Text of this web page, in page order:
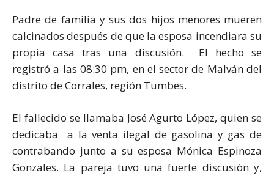
Padre de familia y sus dos hijos menores mueren
calcinados después de que la esposa incendiara su
propia casa tras una discusión. El hecho se
registró a las 08:30 pm, en el sector de Malván del
distrito de Corrales, región Tumbes.
El fallecido se llamaba José Agurto López, quien se
dedicaba a la venta ilegal de gasolina y gas de
contrabando junto a su esposa Mónica Espinoza
Gonzales. La pareja tuvo una fuerte discusión y,